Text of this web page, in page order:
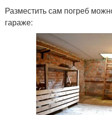
Разместить сам погреб
гараже: